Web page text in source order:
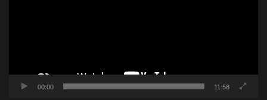
00:00 11:58